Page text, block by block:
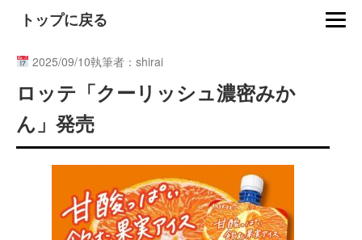
トップに戻る
2025/09/10執筆者：shirai
ロッテ「クーリッシュ濃密みか
ん」発売